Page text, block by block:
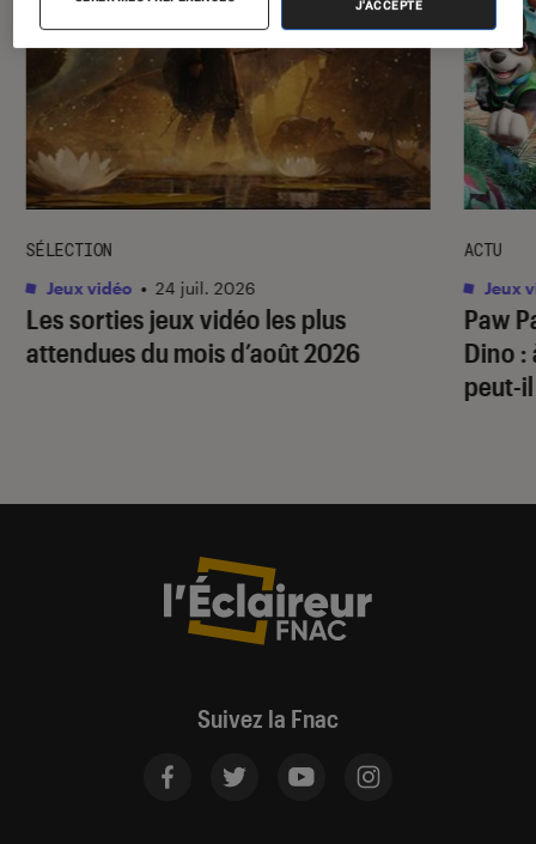
Les sorties jeux vidéo les plus
attendues du mois d’août 2026
SÉLECTION
Jeux vidéo • 24 juil. 2026
Paw
Dino :
peut-
ACTU
Jeux
Suivez la Fnac
J'ACCEPTE